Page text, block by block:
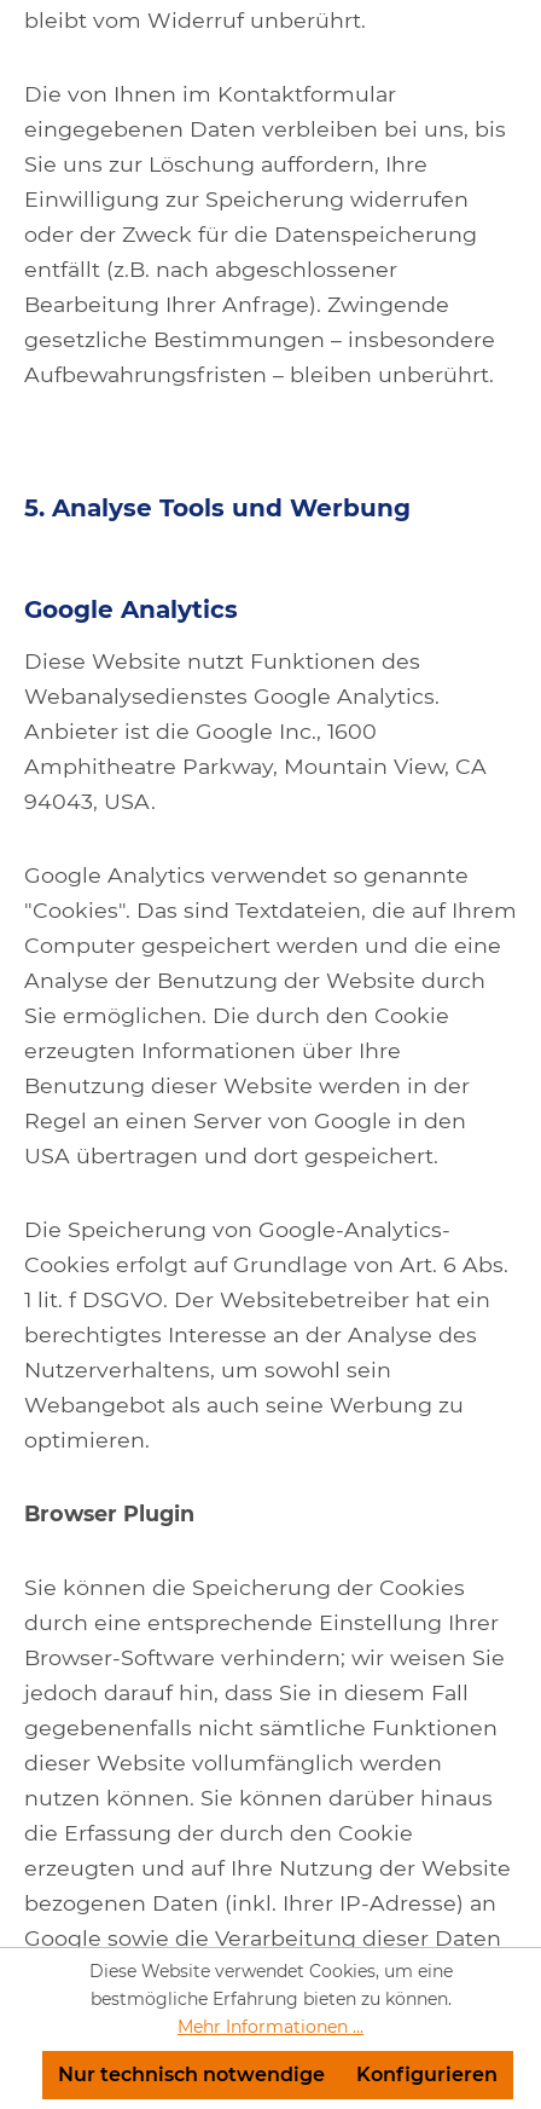
bleibt vom Widerruf unberührt.
Die von Ihnen im Kontaktformular
eingegebenen Daten verbleiben bei uns, bis
Sie uns zur Löschung auffordern, Ihre
Einwilligung zur Speicherung widerrufen
oder der Zweck für die Datenspeicherung
entfällt (z.B. nach abgeschlossener
Bearbeitung Ihrer Anfrage). Zwingende
gesetzliche Bestimmungen – insbesondere
Aufbewahrungsfristen – bleiben unberührt.
5. Analyse Tools und Werbung
Google Analytics
Diese Website nutzt Funktionen des
Webanalysedienstes Google Analytics.
Anbieter ist die Google Inc., 1600
Amphitheatre Parkway, Mountain View, CA
94043, USA.
Google Analytics verwendet so genannte
"Cookies". Das sind Textdateien, die auf Ihrem
Computer gespeichert werden und die eine
Analyse der Benutzung der Website durch
Sie ermöglichen. Die durch den Cookie
erzeugten Informationen über Ihre
Benutzung dieser Website werden in der
Regel an einen Server von Google in den
USA übertragen und dort gespeichert.
Die Speicherung von Google-Analytics-
Cookies erfolgt auf Grundlage von Art. 6 Abs.
1 lit. f DSGVO. Der Websitebetreiber hat ein
berechtigtes Interesse an der Analyse des
Nutzerverhaltens, um sowohl sein
Webangebot als auch seine Werbung zu
optimieren.
Browser Plugin
Sie können die Speicherung der Cookies
durch eine entsprechende Einstellung Ihrer
Browser-Software verhindern; wir weisen Sie
jedoch darauf hin, dass Sie in diesem Fall
gegebenenfalls nicht sämtliche Funktionen
dieser Website vollumfänglich werden
nutzen können. Sie können darüber hinaus
die Erfassung der durch den Cookie
erzeugten und auf Ihre Nutzung der Website
bezogenen Daten (inkl. Ihrer IP-Adresse) an
Google sowie die Verarbeitung dieser Daten
durch Google verhindern, indem Sie das
unter dem folgenden Link verfügbare
Browser-Plugin herunterladen und
installieren:
Diese Website verwendet Cookies, um eine
bestmögliche Erfahrung bieten zu können.
Mehr Informationen ...
Nur technisch notwendige Konfigurieren